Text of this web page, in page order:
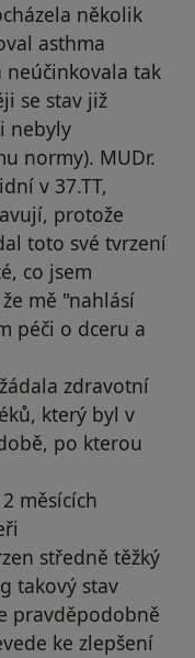
několik
asthma
neúčinkovala tak
se stav již
nebyly
normy). MUDr.
v 37.TT,
protože
toto své tvrzení
co jsem
mě "nahlásí
péči o dceru a
zdravotní
který byl v
po kterou
měsících
středně těžký
takový stav
pravděpodobně
ke zlepšení